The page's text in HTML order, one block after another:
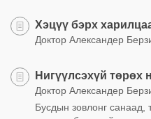
Хэцүү бэрх
Доктор Александер
Нигүүлсэхүй төрөх
Доктор Александер
Бусдын зовлонг санаад,